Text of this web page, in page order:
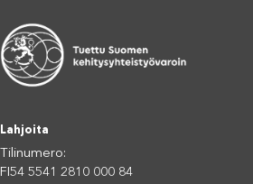
Lahjoita
Tilinumero:
FI54 5541 2810 000 84